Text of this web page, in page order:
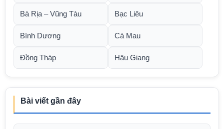
Bà Rịa – Vũng Tàu Bạc Liêu
Bình Dương Cà Mau
Đồng Tháp Hậu Giang
Bài viết gần đây